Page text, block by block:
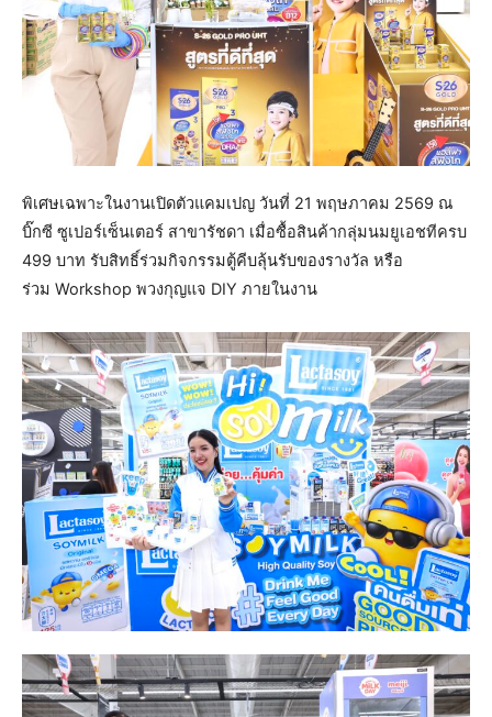
พิเศษเฉพาะในงานเปิดตัวแคมเปญ วันที่ 21 พฤษภาคม 2569 ณ
บิ๊กซี ซูเปอร์เซ็นเตอร์ สาขารัชดา เมื่อซื้อสินค้ากลุ่มนมยูเอชทีครบ
499 บาท รับสิทธิ์ร่วมกิจกรรมตู้คีบลุ้นรับของรางวัล หรือ
ร่วม Workshop พวงกุญแจ DIY ภายในงาน